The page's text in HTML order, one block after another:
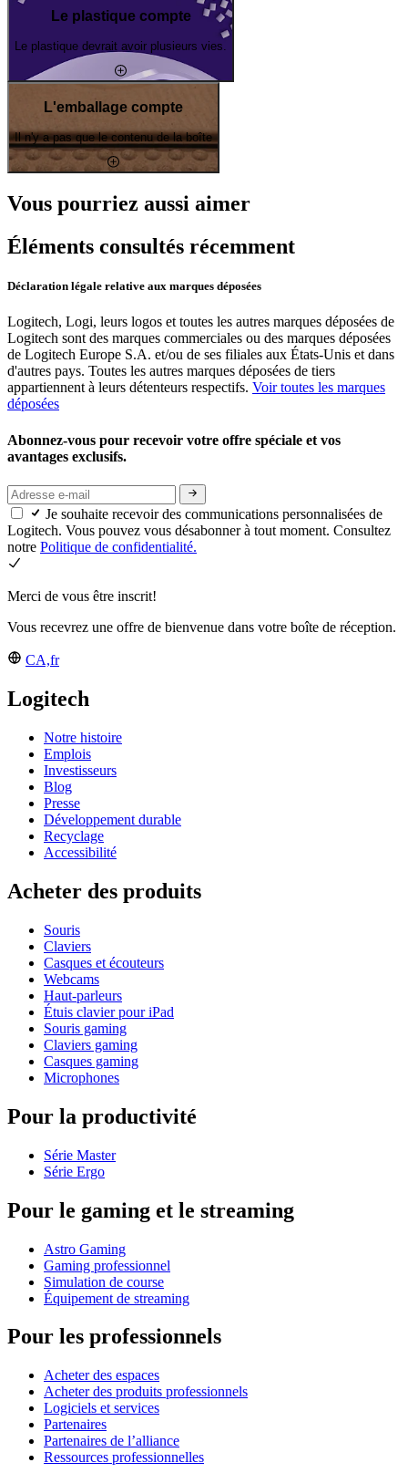
Le plastique compte
Le plastique devrait avoir plusieurs vies.
L'emballage compte
Il n'y a pas que le contenu de la boîte
Vous pourriez aussi aimer
Éléments consultés récemment
Déclaration légale relative aux marques déposées
Logitech, Logi, leurs logos et toutes les autres marques déposées de
Logitech sont des marques commerciales ou des marques déposées
de Logitech Europe S.A. et/ou de ses filiales aux États-Unis et dans
d'autres pays. Toutes les autres marques déposées de tiers
appartiennent à leurs détenteurs respectifs. Voir toutes les marques
déposées
Abonnez-vous pour recevoir votre offre spéciale et vos
avantages exclusifs.
Je souhaite recevoir des communications personnalisées de
Logitech. Vous pouvez vous désabonner à tout moment. Consultez
notre Politique de confidentialité.
Merci de vous être inscrit!
Vous recevrez une offre de bienvenue dans votre boîte de réception.
CA,fr
Logitech
Notre histoire
Emplois
Investisseurs
Blog
Presse
Développement durable
Recyclage
Accessibilité
Acheter des produits
Souris
Claviers
Casques et écouteurs
Webcams
Haut-parleurs
Étuis clavier pour iPad
Souris gaming
Claviers gaming
Casques gaming
Microphones
Pour la productivité
Série Master
Série Ergo
Pour le gaming et le streaming
Astro Gaming
Gaming professionnel
Simulation de course
Équipement de streaming
Pour les professionnels
Acheter des espaces
Acheter des produits professionnels
Logiciels et services
Partenaires
Partenaires de l’alliance
Ressources professionnelles